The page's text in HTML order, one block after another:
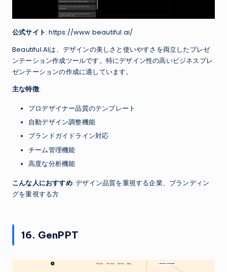
公式サイト: https://www.beautiful.ai/
Beautiful.AIは、デザインの美しさと使いやすさを両立したプレゼ
ンテーション作成ツールです。特にデザイン性の高いビジネスプレ
ゼンテーションの作成に適しています。
主な特徴:
プロデザイナー品質のテンプレート
自動デザイン調整機能
ブランドガイドライン対応
チーム管理機能
高度な分析機能
こんな人におすすめ: デザイン品質を重視する企業、ブランディン
グを重視する方
16. GenPPT